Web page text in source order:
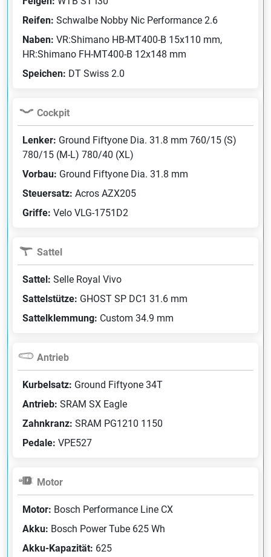
Reifen: Schwalbe Nobby Nic Performance 2.6
Naben: VR:Shimano HB-MT400-B 15x110 mm,
HR:Shimano FH-MT400-B 12x148 mm
Speichen: DT Swiss 2.0
Cockpit
Lenker: Ground Fiftyone Dia. 31.8 mm 760/15 (S)
780/15 (M-L) 780/40 (XL)
Vorbau: Ground Fiftyone Dia. 31.8 mm
Steuersatz: Acros AZX205
Griffe: Velo VLG-1751D2
Sattel
Sattel: Selle Royal Vivo
Sattelstütze: GHOST SP DC1 31.6 mm
Sattelklemmung: Custom 34.9 mm
Antrieb
Kurbelsatz: Ground Fiftyone 34T
Antrieb: SRAM SX Eagle
Zahnkranz: SRAM PG1210 1150
Pedale: VPE527
Motor
Motor: Bosch Performance Line CX
Akku: Bosch Power Tube 625 Wh
Akku-Kapazität: 625